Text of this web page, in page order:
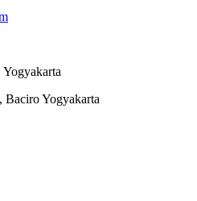
Yogyakarta